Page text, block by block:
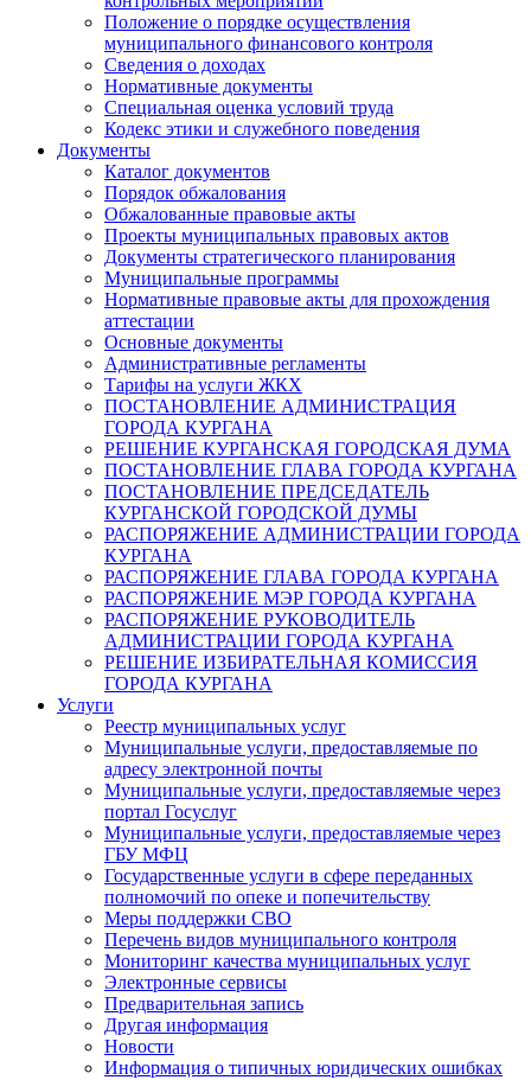
Положение о порядке осуществления
муниципального финансового контроля
Сведения о доходах
Нормативные документы
Специальная оценка условий труда
Кодекс этики и служебного поведения
Документы
Каталог документов
Порядок обжалования
Обжалованные правовые акты
Проекты муниципальных правовых актов
Документы стратегического планирования
Муниципальные программы
Нормативные правовые акты для прохождения
аттестации
Основные документы
Административные регламенты
Тарифы на услуги ЖКХ
ПОСТАНОВЛЕНИЕ АДМИНИСТРАЦИЯ
ГОРОДА КУРГАНА
РЕШЕНИЕ КУРГАНСКАЯ ГОРОДСКАЯ ДУМА
ПОСТАНОВЛЕНИЕ ГЛАВА ГОРОДА КУРГАНА
ПОСТАНОВЛЕНИЕ ПРЕДСЕДАТЕЛЬ
КУРГАНСКОЙ ГОРОДСКОЙ ДУМЫ
РАСПОРЯЖЕНИЕ АДМИНИСТРАЦИИ ГОРОДА
КУРГАНА
РАСПОРЯЖЕНИЕ ГЛАВА ГОРОДА КУРГАНА
РАСПОРЯЖЕНИЕ МЭР ГОРОДА КУРГАНА
РАСПОРЯЖЕНИЕ РУКОВОДИТЕЛЬ
АДМИНИСТРАЦИИ ГОРОДА КУРГАНА
РЕШЕНИЕ ИЗБИРАТЕЛЬНАЯ КОМИССИЯ
ГОРОДА КУРГАНА
Услуги
Реестр муниципальных услуг
Муниципальные услуги, предоставляемые по
адресу электронной почты
Муниципальные услуги, предоставляемые через
портал Госуслуг
Муниципальные услуги, предоставляемые через
ГБУ МФЦ
Государственные услуги в сфере переданных
полномочий по опеке и попечительству
Меры поддержки СВО
Перечень видов муниципального контроля
Мониторинг качества муниципальных услуг
Электронные сервисы
Предварительная запись
Другая информация
Новости
Информация о типичных юридических ошибках